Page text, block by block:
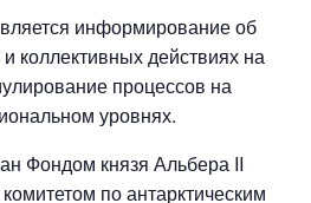
информирование об
коллективных действиях на
процессов на
уровнях.
Фондом князя Альбера II
по антарктическим